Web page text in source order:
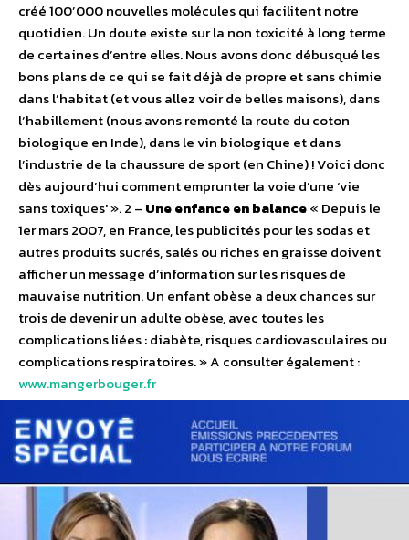
créé 100’000 nouvelles molécules qui facilitent notre
quotidien. Un doute existe sur la non toxicité à long terme
de certaines d’entre elles. Nous avons donc débusqué les
bons plans de ce qui se fait déjà de propre et sans chimie
dans l’habitat (et vous allez voir de belles maisons), dans
l’habillement (nous avons remonté la route du coton
biologique en Inde), dans le vin biologique et dans
l’industrie de la chaussure de sport (en Chine) ! Voici donc
dès aujourd’hui comment emprunter la voie d’une ‘vie
sans toxiques' ». 2 – Une enfance en balance« Depuis le
1er mars 2007, en France, les publicités pour les sodas et
autres produits sucrés, salés ou riches en graisse doivent
afficher un message d’information sur les risques de
mauvaise nutrition. Un enfant obèse a deux chances sur
trois de devenir un adulte obèse, avec toutes les
complications liées : diabète, risques cardiovasculaires ou
complications respiratoires. » A consulter également :
www.mangerbouger.fr